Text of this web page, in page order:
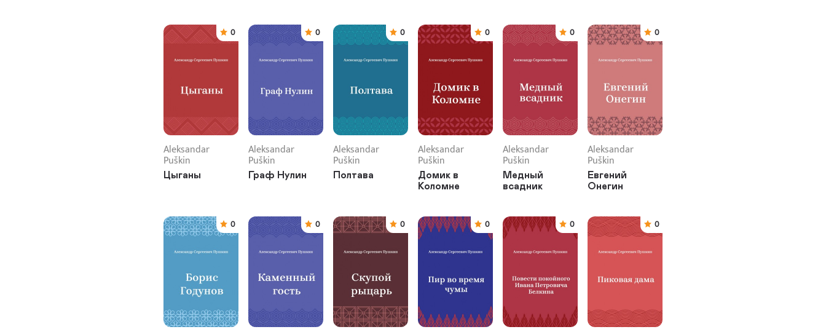
0
Aleksandar
Puškin
Цыганы
0
Aleksandar
Puškin
Граф Нулин
0
Aleksandar
Puškin
Полтава
0
Aleksandar
Puškin
Домик в
Коломне
0
Aleksandar
Puškin
Медный
всадник
0
Aleksandar
Puškin
Евгений
Онегин
0 0 0 0 0 0